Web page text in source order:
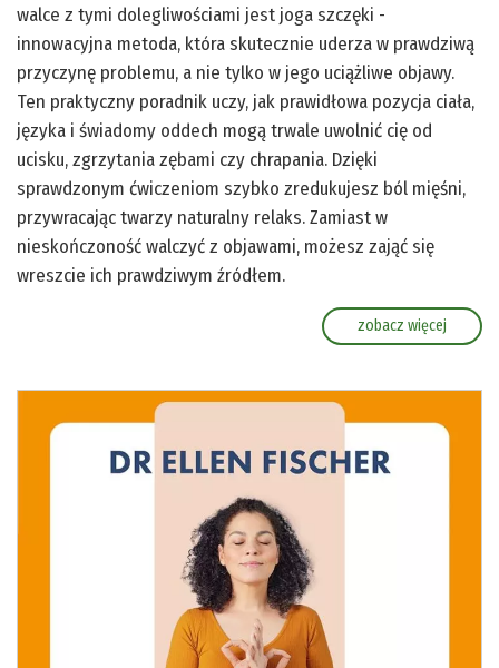
walce z tymi dolegliwościami jest joga szczęki -
innowacyjna metoda, która skutecznie uderza w prawdziwą
przyczynę problemu, a nie tylko w jego uciążliwe objawy.
Ten praktyczny poradnik uczy, jak prawidłowa pozycja ciała,
języka i świadomy oddech mogą trwale uwolnić cię od
ucisku, zgrzytania zębami czy chrapania. Dzięki
sprawdzonym ćwiczeniom szybko zredukujesz ból mięśni,
przywracając twarzy naturalny relaks. Zamiast w
nieskończoność walczyć z objawami, możesz zająć się
wreszcie ich prawdziwym źródłem.
zobacz więcej